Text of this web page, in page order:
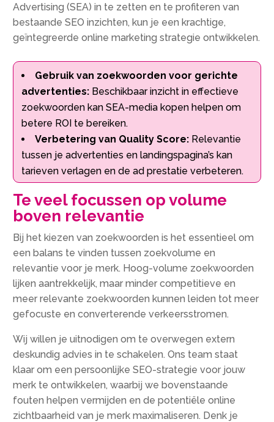
Advertising (SEA) in te zetten en te profiteren van
bestaande SEO inzichten, kun je een krachtige,
geïntegreerde online marketing strategie ontwikkelen.​
Gebruik van zoekwoorden voor gerichte
advertenties: Beschikbaar inzicht in effectieve
zoekwoorden kan SEA-media kopen helpen om
betere ROI te bereiken.​
Verbetering van Quality Score: Relevantie
tussen je advertenties en landingspagina’s kan
tarieven verlagen en de ad prestatie verbeteren.​
Te veel focussen op volume
boven relevantie
Bij het kiezen van zoekwoorden is het essentieel om
een balans te vinden tussen zoekvolume en
relevantie voor je merk.​ Hoog-volume zoekwoorden
lijken aantrekkelijk, maar minder competitieve en
meer relevante zoekwoorden kunnen leiden tot meer
gefocuste en converterende verkeersstromen.​
Wij willen je uitnodigen om te overwegen extern
deskundig advies in te schakelen.​ Ons team staat
klaar om een persoonlijke SEO-strategie voor jouw
merk te ontwikkelen, waarbij we bovenstaande
fouten helpen vermijden en de potentiële online
zichtbaarheid van je merk maximaliseren.​ Denk je